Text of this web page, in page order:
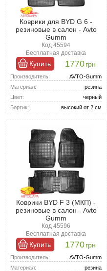
Коврики для BYD G 6 -
резиновые в салон - Avto
Gumm
Код 45594
Бесплатная доставка
Купить 1770грн
Производитель:
AVTO-Gumm
Материал:
резина
Цвет:
черный
Бортик:
высокий от 2 см
Коврики BYD F 3 (МКП) -
резиновые в салон - Avto
Gumm
Код 45596
Бесплатная доставка
Купить 1770грн
Производитель:
AVTO-Gumm
Материал:
резина